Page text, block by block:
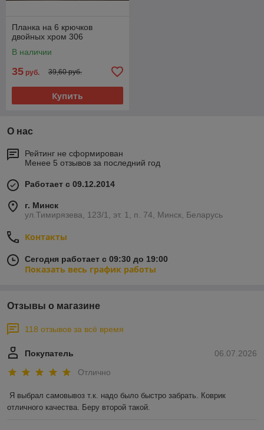
Планка на 6 крючков
двойных хром 306
В наличии
35 руб. 39,60 руб.
Купить
О нас
Рейтинг не сформирован
Менее 5 отзывов за последний год
Работает с 09.12.2014
г. Минск
ул.Тимирязева, 123/1, эт. 1, п. 74, Минск, Беларусь
Контакты
Сегодня работает с 09:30 до 19:00
Показать весь график работы
Отзывы о магазине
118 отзывов за всё время
06.07.2026
Покупатель
Отлично
Я выбрал самовывоз т.к. надо было быстро забрать. Коврик
отличного качества. Беру второй такой.